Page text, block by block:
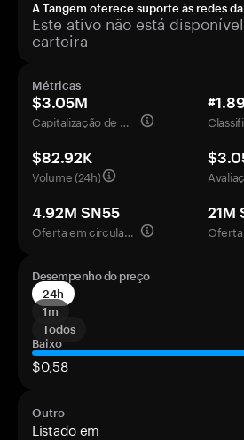
A Tangem oferece suporte às redes
Este ativo não está
carteira
Métricas
$3.05M
Capitalização de mercado
$82.92K
Volume (24h)
4.92M SN55
Oferta em circulação
21M
Desempenho do preço
24h
1m
Todos
Baixo
$0,58
Outro
Listado em